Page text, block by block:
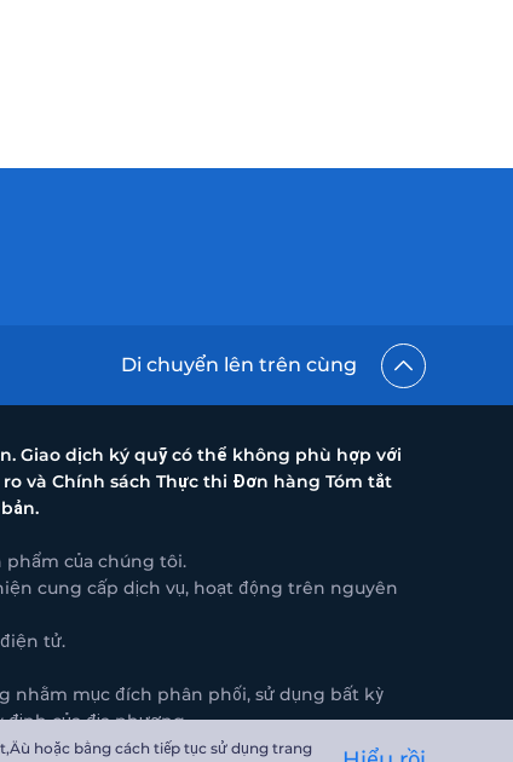
hoặc bằng cách tiếp tục sử dụng trang
Di chuyển lên trên cùng
Giao dịch ký quỹ có thể không phù hợp với
và Chính sách Thực thi Đơn hàng Tóm tắt
phẩm của chúng tôi.
cung cấp dịch vụ, hoạt động trên nguyên
tử.
nhằm mục đích phân phối, sử dụng bất kỳ
của địa phương.